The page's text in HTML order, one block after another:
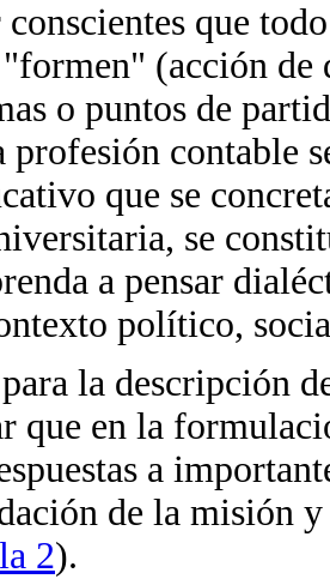
conscientes que
"formen" (acción
o puntos de
profesión contable
que se
se
a pensar
político,
la descripción
que en la
a
de la misión
2).